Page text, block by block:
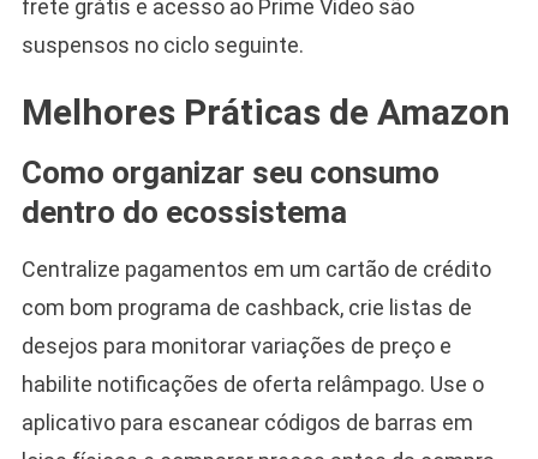
frete grátis e acesso ao Prime Video são
suspensos no ciclo seguinte.
Melhores Práticas de Amazon
Como organizar seu consumo
dentro do ecossistema
Centralize pagamentos em um cartão de crédito
com bom programa de cashback, crie listas de
desejos para monitorar variações de preço e
habilite notificações de oferta relâmpago. Use o
aplicativo para escanear códigos de barras em